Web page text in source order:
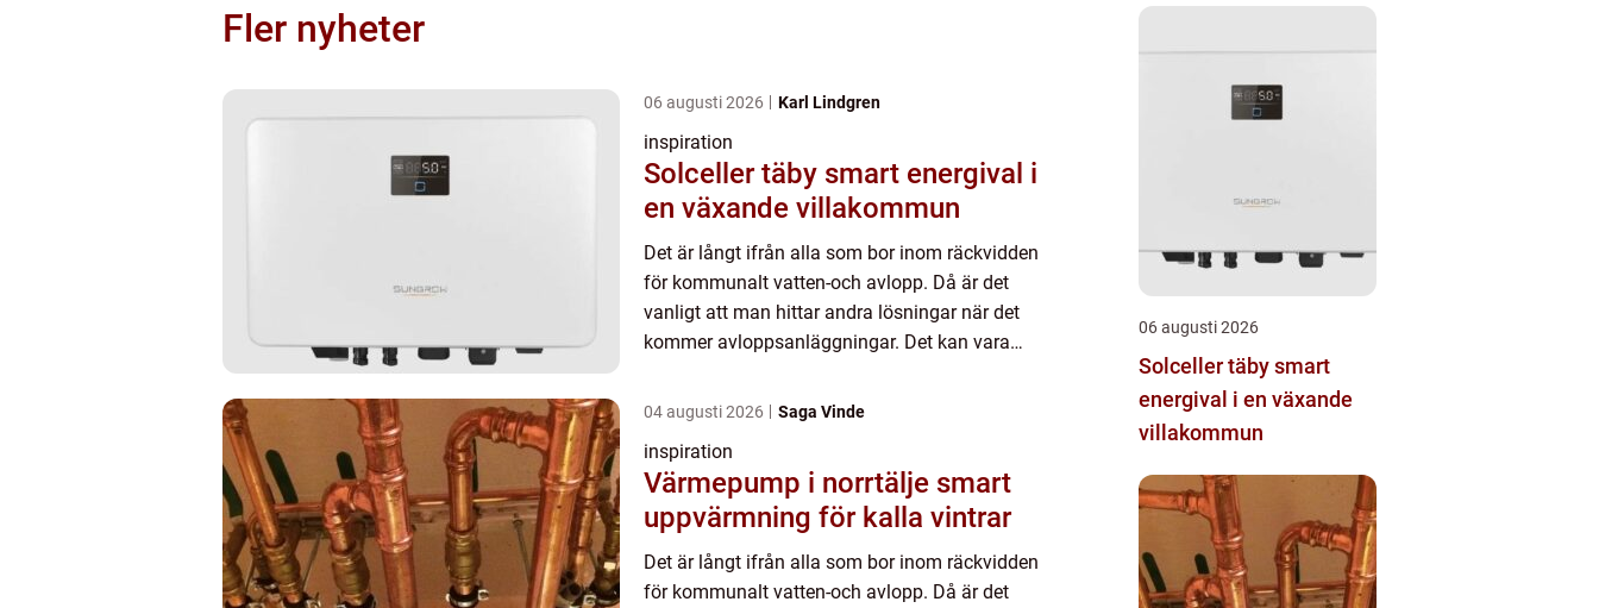
Fler nyheter
06 augusti 2026 Karl Lindgren
inspiration
Solceller täby smart energival i
en växande villakommun
Det är långt ifrån alla som bor inom räckvidden
för kommunalt vatten-och avlopp. Då är det
vanligt att man hittar andra lösningar när det
kommer avloppsanläggningar. Det kan vara
04 augusti 2026 Saga Vinde
inspiration
Värmepump i norrtälje smart
uppvärmning för kalla vintrar
Det är långt ifrån alla som bor inom räckvidden
för kommunalt vatten-och avlopp. Då är det
06 augusti 2026
Solceller täby smart
energival i en växande
villakommun